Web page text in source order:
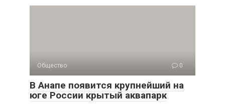
Общество 0
В Анапе появится крупнейший на
юге России крытый аквапарк